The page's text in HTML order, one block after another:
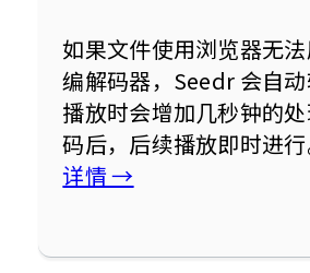
如果文件使用浏览器无
编解码器，Seedr 会自
播放时会增加几秒钟的
码后，后续播放即时进行
详情 →